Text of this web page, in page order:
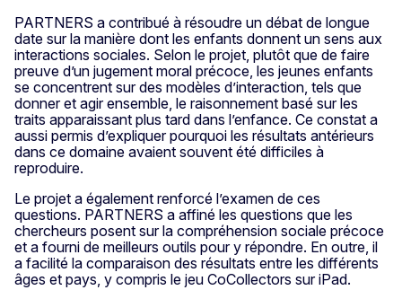
PARTNERS a contribué à résoudre un débat de longue
date sur la manière dont les enfants donnent un sens aux
interactions sociales. Selon le projet, plutôt que de faire
preuve d’un jugement moral précoce, les jeunes enfants
se concentrent sur des modèles d’interaction, tels que
donner et agir ensemble, le raisonnement basé sur les
traits apparaissant plus tard dans l’enfance. Ce constat a
aussi permis d’expliquer pourquoi les résultats antérieurs
dans ce domaine avaient souvent été difficiles à
reproduire.
Le projet a également renforcé l’examen de ces
questions. PARTNERS a affiné les questions que les
chercheurs posent sur la compréhension sociale précoce
et a fourni de meilleurs outils pour y répondre. En outre, il
a facilité la comparaison des résultats entre les différents
âges et pays, y compris le jeu CoCollectors sur iPad.